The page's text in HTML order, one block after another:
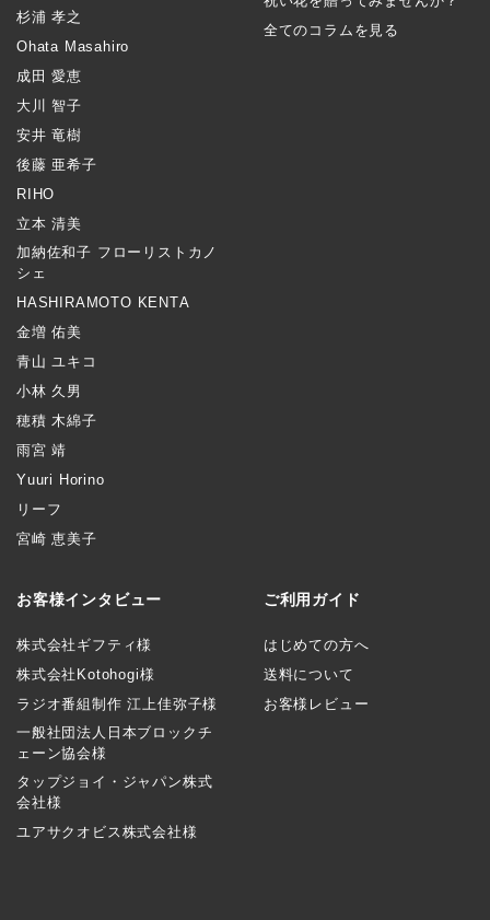
杉浦 孝之
Ohata Masahiro
成田 愛恵
大川 智子
安井 竜樹
後藤 亜希子
RIHO
立本 清美
加納佐和子 フローリストカノ
シェ
HASHIRAMOTO KENTA
金増 佑美
青山 ユキコ
小林 久男
穂積 木綿子
雨宮 靖
Yuuri Horino
リーフ
宮崎 恵美子
全てのコラムを見る
お客様インタビュー
株式会社ギフティ様
株式会社Kotohogi様
ラジオ番組制作 江上佳弥子様
一般社団法人日本ブロックチ
ェーン協会様
タップジョイ・ジャパン株式
会社様
ユアサクオビス株式会社様
ご利用ガイド
はじめての方へ
送料について
お客様レビュー